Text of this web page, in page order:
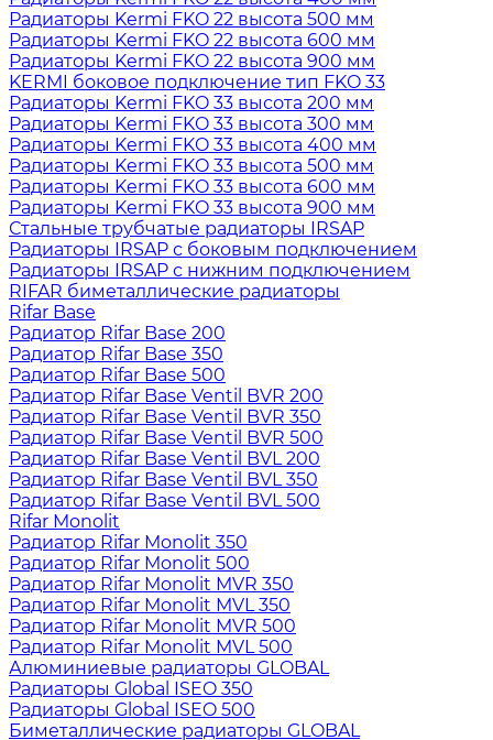
Радиаторы Kermi FKO 22 высота 500 мм
Радиаторы Kermi FKO 22 высота 600 мм
Радиаторы Kermi FKO 22 высота 900 мм
KERMI боковое подключение тип FKO 33
Радиаторы Kermi FKO 33 высота 200 мм
Радиаторы Kermi FKO 33 высота 300 мм
Радиаторы Kermi FKO 33 высота 400 мм
Радиаторы Kermi FKO 33 высота 500 мм
Радиаторы Kermi FKO 33 высота 600 мм
Радиаторы Kermi FKO 33 высота 900 мм
Стальные трубчатые радиаторы IRSAP
Радиаторы IRSAP с боковым подключением
Радиаторы IRSAP с нижним подключением
RIFAR биметаллические радиаторы
Rifar Base
Радиатор Rifar Base 200
Радиатор Rifar Base 350
Радиатор Rifar Base 500
Радиатор Rifar Base Ventil BVR 200
Радиатор Rifar Base Ventil BVR 350
Радиатор Rifar Base Ventil BVR 500
Радиатор Rifar Base Ventil BVL 200
Радиатор Rifar Base Ventil BVL 350
Радиатор Rifar Base Ventil BVL 500
Rifar Monolit
Радиатор Rifar Monolit 350
Радиатор Rifar Monolit 500
Радиатор Rifar Monolit MVR 350
Радиатор Rifar Monolit MVL 350
Радиатор Rifar Monolit MVR 500
Радиатор Rifar Monolit MVL 500
Алюминиевые радиаторы GLOBAL
Радиаторы Global ISEO 350
Радиаторы Global ISEO 500
Биметаллические радиаторы GLOBAL